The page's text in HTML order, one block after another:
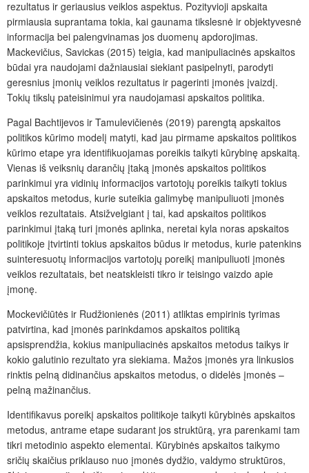
rezultatus ir geriausius veiklos aspektus. Pozityvioji apskaita
pirmiausia suprantama tokia, kai gaunama tikslesnė ir objektyvesnė
informacija bei palengvinamas jos duomenų apdorojimas.
Mackevičius, Savickas (2015) teigia, kad manipuliacinės apskaitos
būdai yra naudojami dažniausiai siekiant pasipelnyti, parodyti
geresnius įmonių veiklos rezultatus ir pagerinti įmonės įvaizdį.
Tokių tikslų pateisinimui yra naudojamasi apskaitos politika.
Pagal Bachtijevos ir Tamulevičienės (2019) parengtą apskaitos
politikos kūrimo modelį matyti, kad jau pirmame apskaitos politikos
kūrimo etape yra identifikuojamas poreikis taikyti kūrybinę apskaitą.
Vienas iš veiksnių darančių įtaką įmonės apskaitos politikos
parinkimui yra vidinių informacijos vartotojų poreikis taikyti tokius
apskaitos metodus, kurie suteikia galimybę manipuliuoti įmonės
veiklos rezultatais. Atsižvelgiant į tai, kad apskaitos politikos
parinkimui įtaką turi įmonės aplinka, neretai kyla noras apskaitos
politikoje įtvirtinti tokius apskaitos būdus ir metodus, kurie patenkins
suinteresuotų informacijos vartotojų poreikį manipuliuoti įmonės
veiklos rezultatais, bet neatskleisti tikro ir teisingo vaizdo apie
įmonę.
Mockevičiūtės ir Rudžionienės (2011) atliktas empirinis tyrimas
patvirtina, kad įmonės parinkdamos apskaitos politiką
apsisprendžia, kokius manipuliacinės apskaitos metodus taikys ir
kokio galutinio rezultato yra siekiama. Mažos įmonės yra linkusios
rinktis pelną didinančius apskaitos metodus, o didelės įmonės –
pelną mažinančius.
Identifikavus poreikį apskaitos politikoje taikyti kūrybinės apskaitos
metodus, antrame etape sudarant jos struktūrą, yra parenkami tam
tikri metodinio aspekto elementai. Kūrybinės apskaitos taikymo
sričių skaičius priklauso nuo įmonės dydžio, valdymo struktūros,